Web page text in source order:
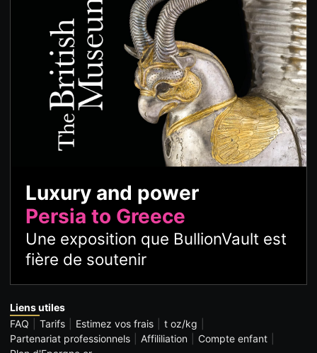
Luxury and power
Persia to Greece
Une exposition que BullionVault est
fière de soutenir
Liens utiles
FAQ
Tarifs Estimez vos frais
t oz/kg
Partenariat professionnels
Affililiation
Compte enfant